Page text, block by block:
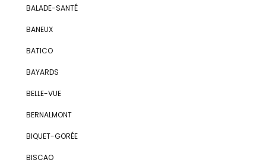
BALADE-SANTÉ
BANEUX
BATICO
BAYARDS
BELLE-VUE
BERNALMONT
BIQUET-GORÉE
BISCAO